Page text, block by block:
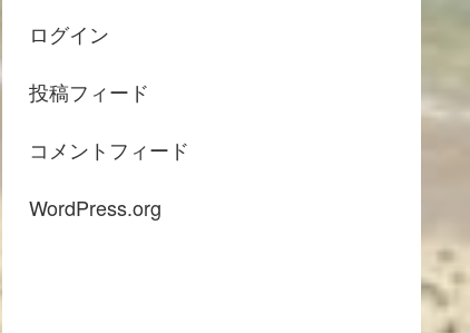
ログイン
投稿フィード
コメントフィード
WordPress.org